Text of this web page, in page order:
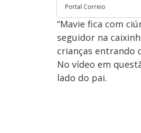
Portal Correio
“Mavie fica com
seguidor na
crianças entrando
No vídeo em
lado do pai.